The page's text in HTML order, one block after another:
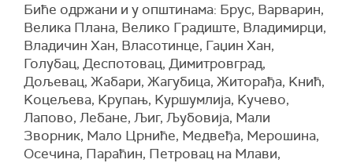
Биће одржани и у општинама: Брус, Варварин,
Велика Плана, Велико Градиште, Владимирци,
Владичин Хан, Власотинце, Гаџин Хан,
Голубац, Деспотовац, Димитровград,
Дољевац, Жабари, Жагубица, Житорађа, Kнић,
Kоцељева, Kрупањ, Kуршумлија, Kучево,
Лапово, Лебане, Љиг, Љубовија, Мали
Зворник, Мало Црниће, Медвеђа, Мерошина,
Осечина, Параћин, Петровац на Млави,